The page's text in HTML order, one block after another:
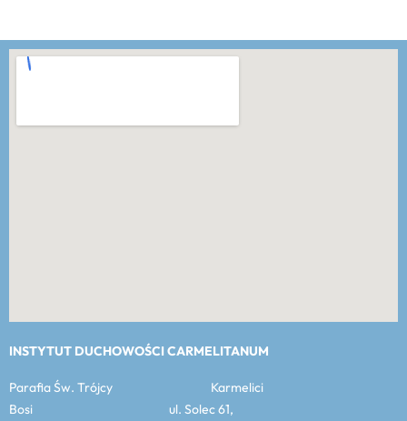
INSTYTUT DUCHOWOŚCI CARMELITANUM
Parafia Św. Trójcy Karmelici
Bosi ul. Solec 61,